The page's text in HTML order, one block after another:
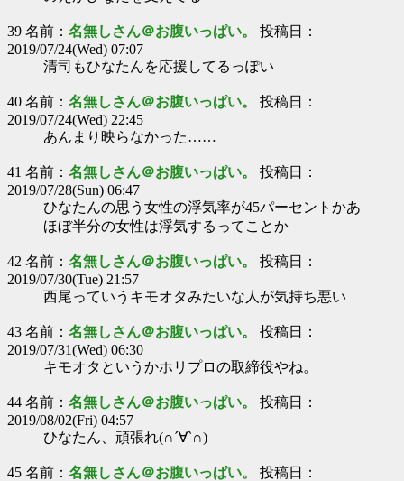
39 名前： 名無しさん＠お腹いっぱい。 投稿日：
2019/07/24(Wed) 07:07
清司もひなたんを応援してるっぽい
40 名前： 名無しさん＠お腹いっぱい。 投稿日：
2019/07/24(Wed) 22:45
あんまり映らなかった……
41 名前： 名無しさん＠お腹いっぱい。 投稿日：
2019/07/28(Sun) 06:47
ひなたんの思う女性の浮気率が45パーセントかあ
ほぼ半分の女性は浮気するってことか
42 名前： 名無しさん＠お腹いっぱい。 投稿日：
2019/07/30(Tue) 21:57
西尾っていうキモオタみたいな人が気持ち悪い
43 名前： 名無しさん＠お腹いっぱい。 投稿日：
2019/07/31(Wed) 06:30
キモオタというかホリプロの取締役やね。
44 名前： 名無しさん＠お腹いっぱい。 投稿日：
2019/08/02(Fri) 04:57
ひなたん、頑張れ(∩´∀`∩)
45 名前： 名無しさん＠お腹いっぱい。 投稿日：